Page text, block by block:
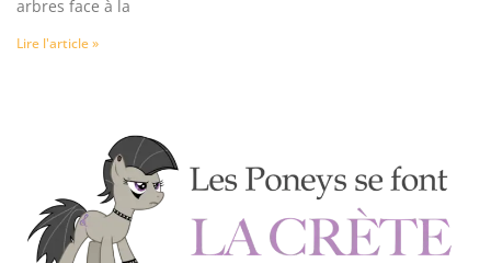
arbres face à la
Lire l'article »